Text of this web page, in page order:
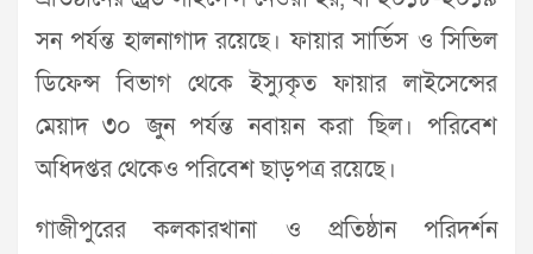
সন পর্যন্ত হালনাগাদ রয়েছে। ফায়ার সার্ভিস ও সিভিল
ডিফেন্স বিভাগ থেকে ইস্যুকৃত ফায়ার লাইসেন্সের
মেয়াদ ৩০ জুন পর্যন্ত নবায়ন করা ছিল। পরিবেশ
অধিদপ্তর থেকেও পরিবেশ ছাড়পত্র রয়েছে।
গাজীপুরের কলকারখানা ও প্রতিষ্ঠান পরিদর্শন